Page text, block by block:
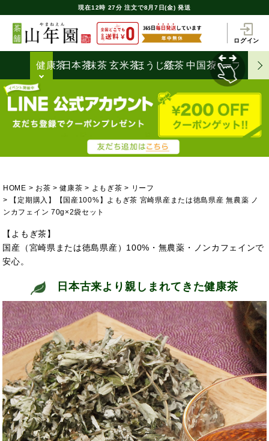
現在12時 27分 注文で8月7日(金) 発送
ログイン
健康茶日本茶抹茶 玄米茶ほうじ茶
紅茶 中国茶ハーブティ
HOME お茶 健康茶 よもぎ茶
リーフ
【定期購入】【国産100%】よもぎ茶 宮崎県産または徳島県産 無農薬 ノ
ンカフェイン 70g×2袋セット
【よもぎ茶】
国産（宮崎県または徳島県産）100%・無農薬・ノンカフェインで
安心。
日本古来より親しまれてきた健康茶